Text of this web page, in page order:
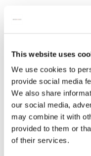
This website uses
We use cookies to
provide social media
We also share
our social media,
may combine it with
provided to them or
of their services.